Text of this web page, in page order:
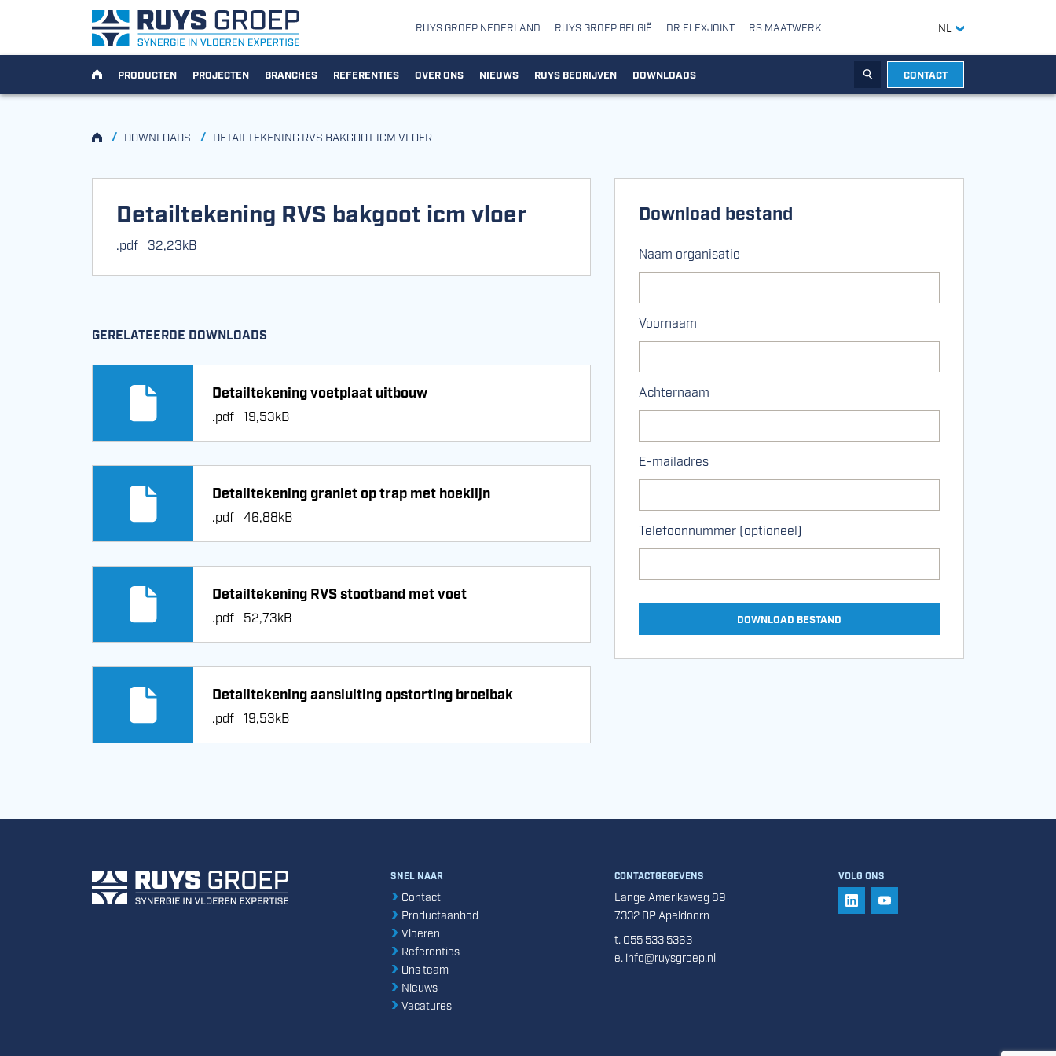
Ruys Groep
RUYS GROEP NEDERLAND RUYS GROEP BELGIË DR FLEXJOINT RS MAATWERK NL
HOMEPRODUCTEN PROJECTEN BRANCHES REFERENTIES OVER ONS NIEUWS RUYS BEDRIJVEN DOWNLOADS ZOEKENCONTACT
HOMEDOWNLOADS
/ DETAILTEKENING RVS BAKGOOT ICM VLOER
/
Detailtekening RVS bakgoot icm vloer
.pdf 32,23kB
GERELATEERDE DOWNLOADS
Detailtekening voetplaat uitbouw
.pdf 19,53kB
Detailtekening graniet op trap met hoeklijn
.pdf 46,88kB
Detailtekening RVS stootband met voet
.pdf 52,73kB
Detailtekening aansluiting opstorting broeibak
.pdf 19,53kB
Download bestand
Naam organisatie
Voornaam
Achternaam
E-mailadres
Telefoonnummer (optioneel)
DOWNLOAD BESTAND
SNEL NAAR
Contact
Productaanbod
Vloeren
Referenties
Ons team
Nieuws
Vacatures
CONTACTGEGEVENS
Lange Amerikaweg 89
7332 BP Apeldoorn
t. 055 533 5363
e. info@ruysgroep.nl
VOLG ONS
VOLG ONS OP LINKEDIN
VOLG ONS OP YOUTUBE